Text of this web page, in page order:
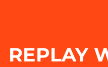
REPLAY